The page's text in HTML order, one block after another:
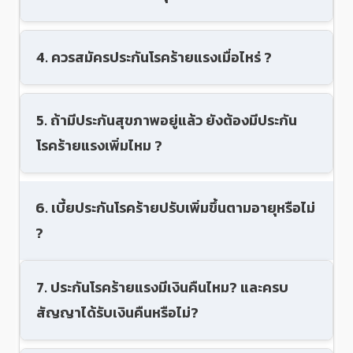
4. ควรสมัครประกันโรคร้ายแรงเมื่อไหร่ ?
5. ถ้ามีประกันสุขภาพอยู่แล้ว ยังต้องมีประกัน
โรคร้ายแรงเพิ่มไหม ?
6. เบี้ยประกันโรคร้ายปรับเพิ่มขึ้นตามอายุหรือไม่
?
7. ประกันโรคร้ายแรงมีเงินคืนไหม? และครบ
สัญญาได้รับเงินคืนหรือไม่?